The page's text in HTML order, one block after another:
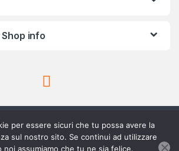
info
per essere sicuri che tu possa avere la
sul nostro sito. Se continui ad utilizzare
noi assumiamo che tu ne sia felice.